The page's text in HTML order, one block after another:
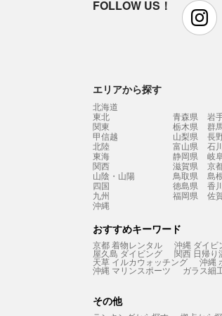
FOLLOW US！
エリアから探す
北海道
東北
青森県 岩
関東
栃木県 群
甲信越
山梨県 長
北陸
富山県 石
東海
静岡県 岐
関西
滋賀県 京
山陰・山陽
鳥取県 島
四国
徳島県 香
九州
福岡県 佐
沖縄
おすすめキーワード
京都 着物レンタル 沖縄 ダイビ
屋久島 ダイビング 関西 日帰り
天草 イルカウォッチング 沖縄
沖縄 マリンスポーツ ガラス細
その他